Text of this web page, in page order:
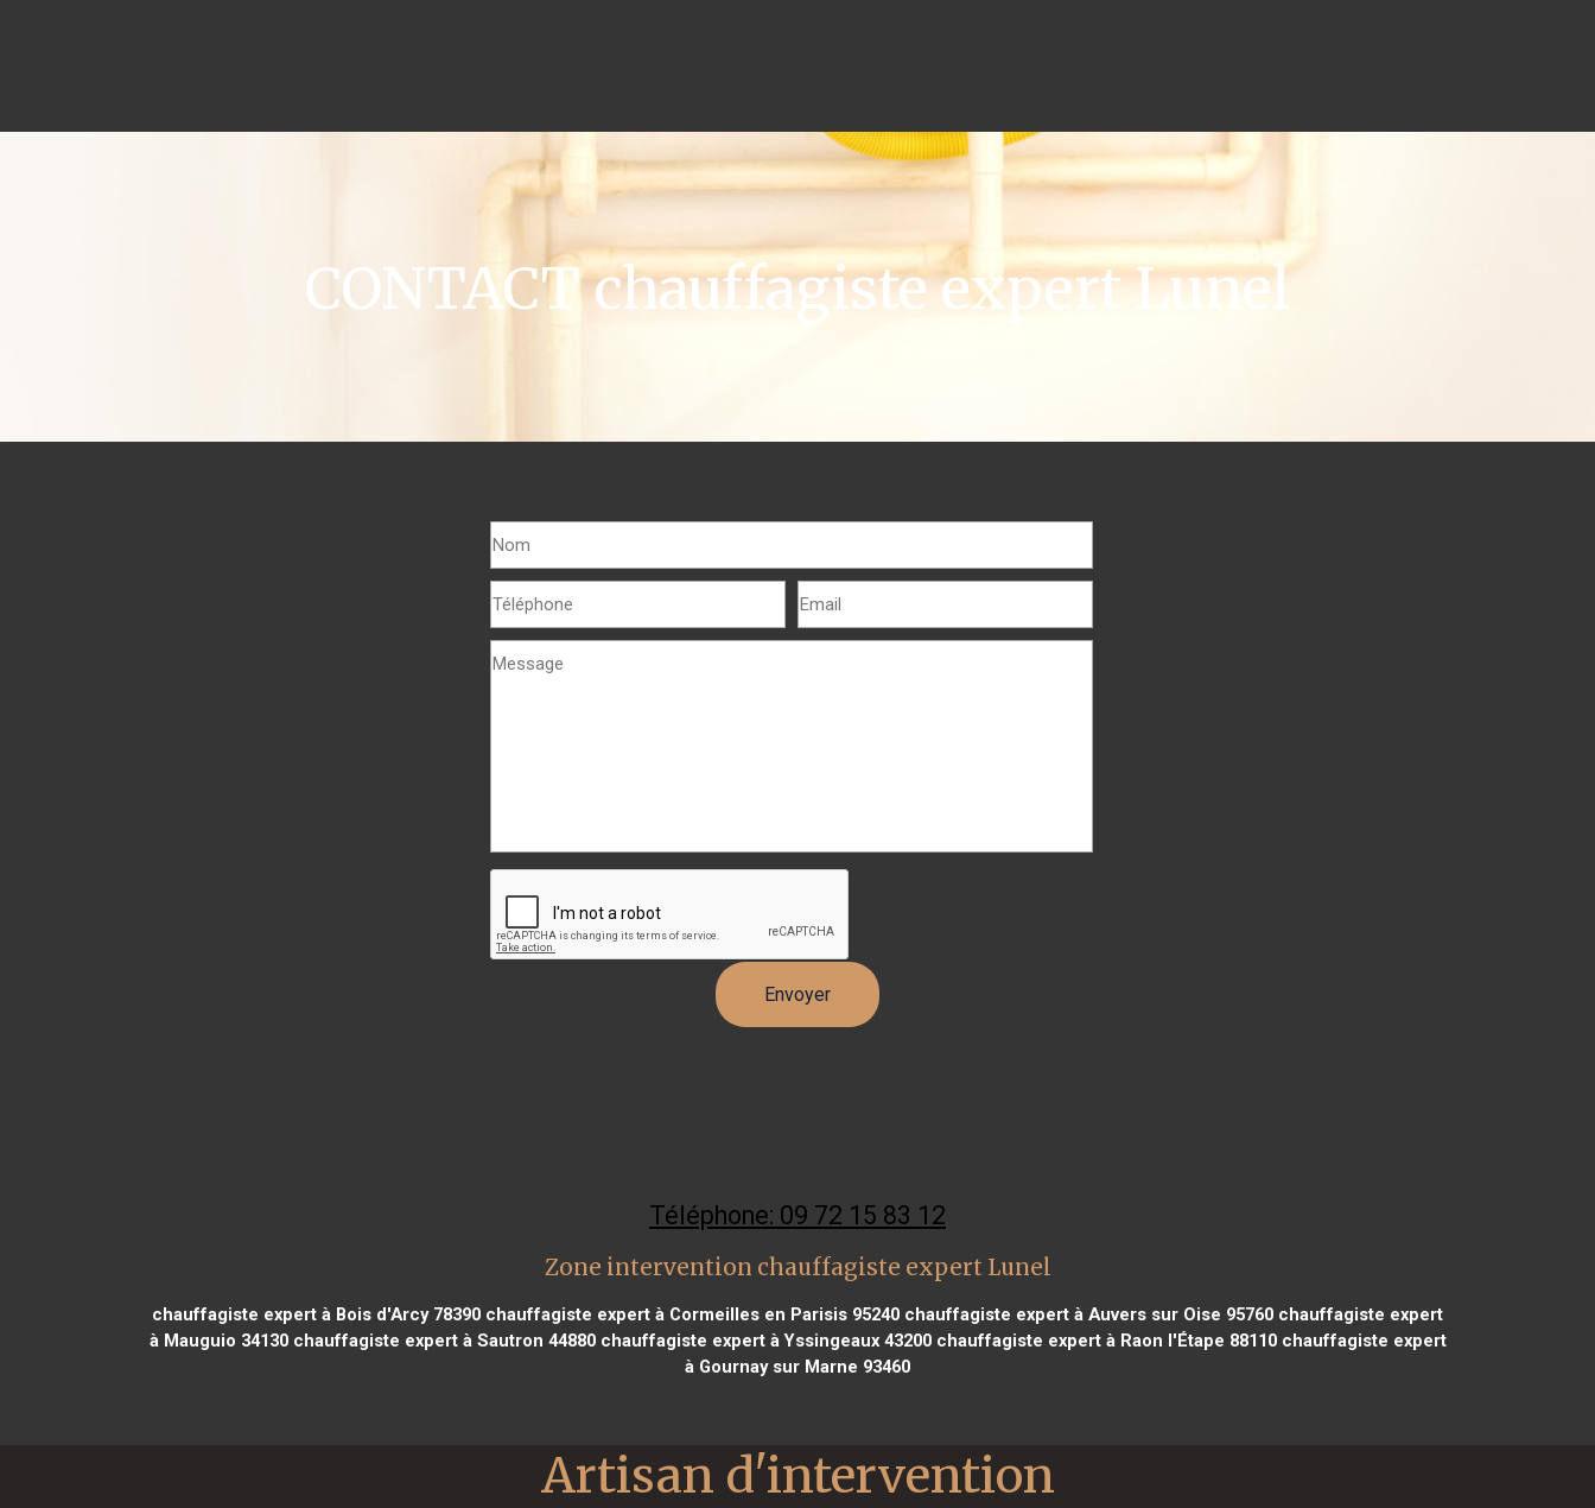
CONTACT chauffagiste expert Lunel
Téléphone: 09 72 15 83 12
Zone intervention chauffagiste expert Lunel
chauffagiste expert à Bois d'Arcy 78390 chauffagiste expert à Cormeilles en Parisis 95240 chauffagiste expert à Auvers sur Oise 95760 chauffagiste expert
à Mauguio 34130chauffagiste expert à Sautron 44880chauffagiste expert à Yssingeaux 43200chauffagiste expert à Raon l'Étape 88110chauffagiste expert
à Gournay sur Marne 93460
Artisan d'intervention